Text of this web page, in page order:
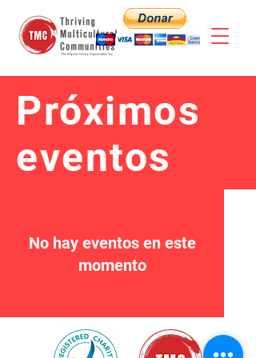
Próximos
eventos
No hay eventos en este
momento